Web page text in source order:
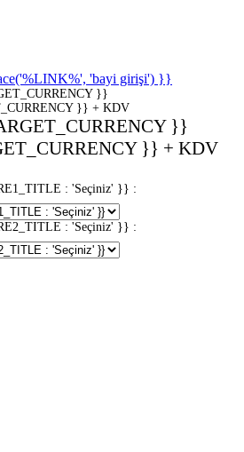
'bayi girişi') }}
}}
}} + KDV
}}
}} + KDV
: 'Seçiniz' }} :
: 'Seçiniz' }} :